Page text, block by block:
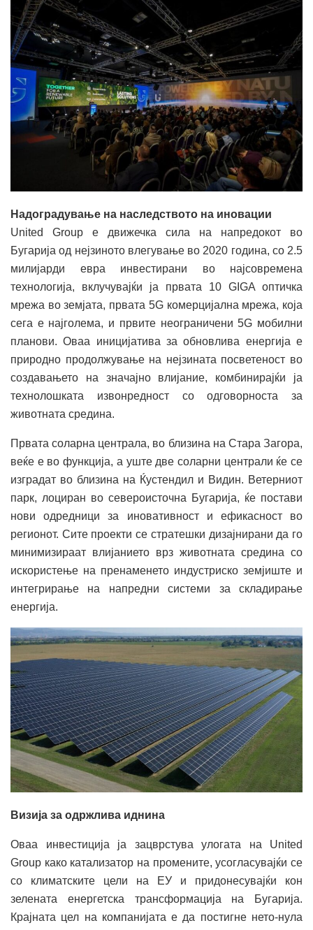
Надоградување на наследството на иновации
United Group е движечка сила на напредокот во
Бугарија од нејзиното влегување во 2020 година, со 2.5
милијарди евра инвестирани во најсовремена
технологија, вклучувајќи ја првата 10 GIGA оптичка
мрежа во земјата, првата 5G комерцијална мрежа, која
сега е најголема, и првите неограничени 5G мобилни
планови. Оваа иницијатива за обновлива енергија е
природно продолжување на нејзината посветеност во
создавањето на значајно влијание, комбинирајќи ја
технолошката извонредност со одговорноста за
животната средина.
Првата соларна централа, во близина на Стара Загора,
веќе е во функција, а уште две соларни централи ќе се
изградат во близина на Ќустендил и Видин. Ветерниот
парк, лоциран во североисточна Бугарија, ќе постави
нови одредници за иновативност и ефикасност во
регионот. Сите проекти се стратешки дизајнирани да го
минимизираат влијанието врз животната средина со
искористење на пренаменето индустриско земјиште и
интегрирање на напредни системи за складирање
енергија.
Визија за одржлива иднина
Оваа инвестиција ја зацврстува улогата на United
Group како катализатор на промените, усогласувајќи се
со климатските цели на ЕУ и придонесувајќи кон
зелената енергетска трансформација на Бугарија.
Крајната цел на компанијата е да постигне нето-нула